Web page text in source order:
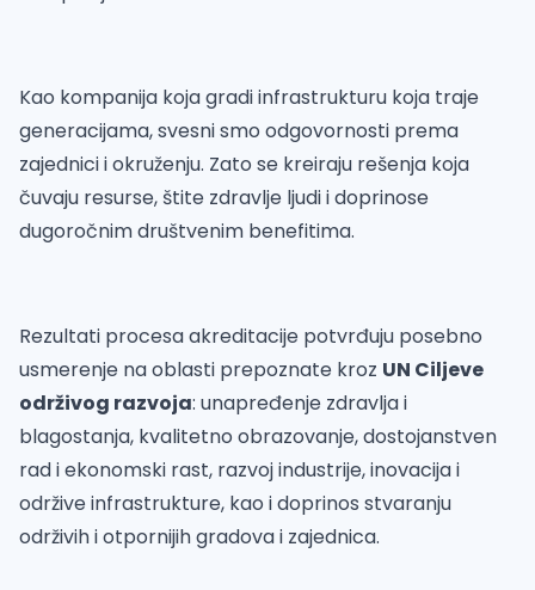
Kao kompanija koja gradi infrastrukturu koja traje
generacijama, svesni smo odgovornosti prema
zajednici i okruženju. Zato se kreiraju rešenja koja
čuvaju resurse, štite zdravlje ljudi i doprinose
dugoročnim društvenim benefitima.
Rezultati procesa akreditacije potvrđuju posebno
usmerenje na oblasti prepoznate kroz UN Ciljeve
održivog razvoja: unapređenje zdravlja i
blagostanja, kvalitetno obrazovanje, dostojanstven
rad i ekonomski rast, razvoj industrije, inovacija i
održive infrastrukture, kao i doprinos stvaranju
održivih i otpornijih gradova i zajednica.